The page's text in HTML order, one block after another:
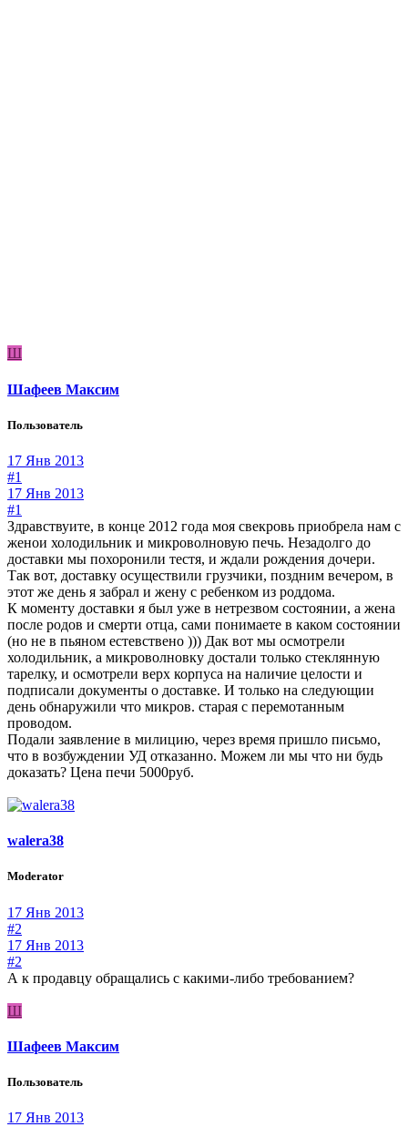
Ш
Шафеев Максим
Пользователь
17 Янв 2013
#1
17 Янв 2013
#1
Здравствуите, в конце 2012 года моя свекровь приобрела нам с
женои холодильник и микроволновую печь. Незадолго до
доставки мы похоронили тестя, и ждали рождения дочери.
Так вот, доставку осуществили грузчики, поздним вечером, в
этот же день я забрал и жену с ребенком из роддома.
К моменту доставки я был уже в нетрезвом состоянии, а жена
после родов и смерти отца, сами понимаете в каком состоянии
(но не в пьяном естевствено ))) Дак вот мы осмотрели
холодильник, а микроволновку достали только стеклянную
тарелку, и осмотрели верх корпуса на наличие целости и
подписали документы о доставке. И только на следующии
день обнаружили что микров. старая с перемотанным
проводом.
Подали заявление в милицию, через время пришло письмо,
что в возбуждении УД отказанно. Можем ли мы что ни будь
доказать? Цена печи 5000руб.
walera38
Moderator
17 Янв 2013
#2
17 Янв 2013
#2
А к продавцу обращались с какими-либо требованием?
Ш
Шафеев Максим
Пользователь
17 Янв 2013